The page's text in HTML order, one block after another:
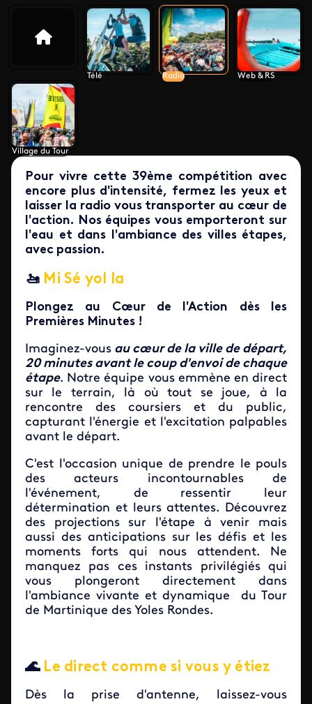
Télé Radio Web & RS
Village du Tour
Pour vivre cette 39ème compétition avec
encore plus d'intensité, fermez les yeux et
laisser la radio vous transporter au cœur de
l'action. Nos équipes vous emporteront sur
l'eau et dans l'ambiance des villes étapes,
avec passion.
🚤 Mi Sé yol la
Plongez au Cœur de l'Action dès les
Premières Minutes !
Imaginez-vous au cœur de la ville de départ,
20 minutes avant le coup d'envoi de chaque
étape. Notre équipe vous emmène en direct
sur le terrain, là où tout se joue, à la
rencontre des coursiers et du public,
capturant l'énergie et l'excitation palpables
avant le départ.
C'est l'occasion unique de prendre le pouls
des acteurs incontournables de
l'événement, de ressentir leur
détermination et leurs attentes. Découvrez
des projections sur l'étape à venir mais
aussi des anticipations sur les défis et les
moments forts qui nous attendent. Ne
manquez pas ces instants privilégiés qui
vous plongeront directement dans
l'ambiance vivante et dynamique du Tour
de Martinique des Yoles Rondes.
🌊 Le direct comme si vous y étiez
Dès la prise d'antenne, laissez-vous